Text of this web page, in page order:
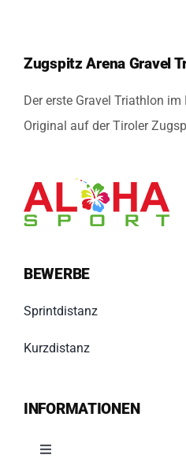
Zugspitz Arena Gravel
Der erste Gravel Triathlon
Original auf der Tiroler
BEWERBE
Sprintdistanz
Kurzdistanz
INFORMATIONEN